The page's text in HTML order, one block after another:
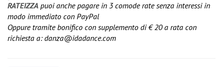
RATEIZZA puoi anche pagare in 3 comode rate senza interessi in
modo immediato con PayPal
Oppure tramite bonifico con supplemento di € 20 a rata con
richiesta a:danza@idadance.com